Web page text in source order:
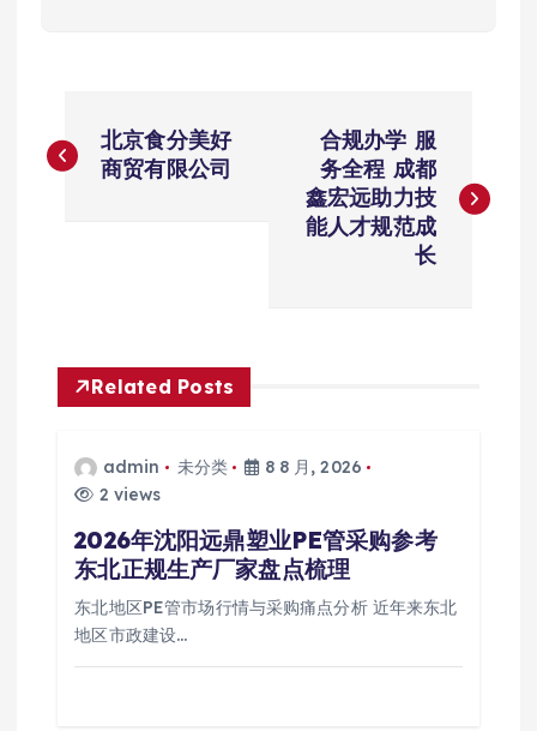
章
北京食分美好
商贸有限公司
合规办学 服
务全程 成都
鑫宏远助力技
能人才规范成
长
Related Posts
admin 未分类
8 8 月, 2026
2 views
2026年沈阳远鼎塑业PE管采购参考
东北正规生产厂家盘点梳理
东北地区PE管市场行情与采购痛点分析 近年来东北
地区市政建设…